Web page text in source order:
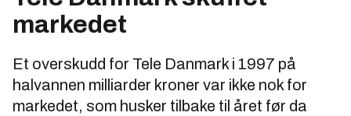
markedet
Et overskudd for Tele Danmark i 1997 på
halvannen milliarder kroner var ikke nok for
markedet, som husker tilbake til året før da